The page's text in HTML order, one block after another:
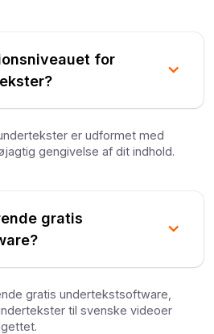
for
er udformet med
gengivelse af dit indhold.
gratis
gratis undertekstsoftware,
til svenske videoer